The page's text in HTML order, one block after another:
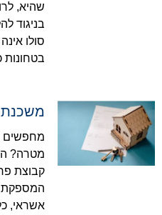
שהיא,
בניגוד
סולו
בטחונות
מחפשים
מטרה?
קבוצת
המספקת
אשראי,